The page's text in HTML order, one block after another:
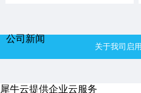
公司新闻
关于我司启
犀牛云提供企业云服务